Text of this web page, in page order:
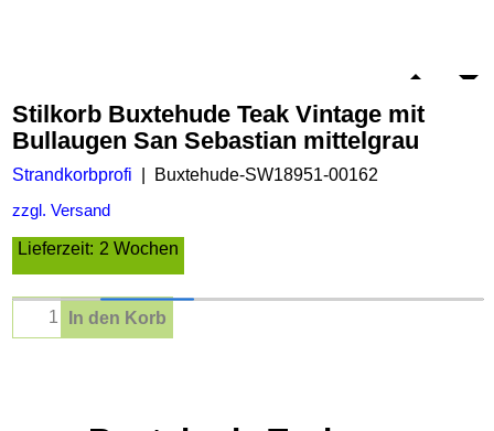
Stilkorb Buxtehude Teak Vintage mit
Bullaugen San Sebastian mittelgrau
Strandkorbprofi Buxtehude-SW18951-00162
zzgl. Versand
Lieferzeit: 2 Wochen
In den Korb